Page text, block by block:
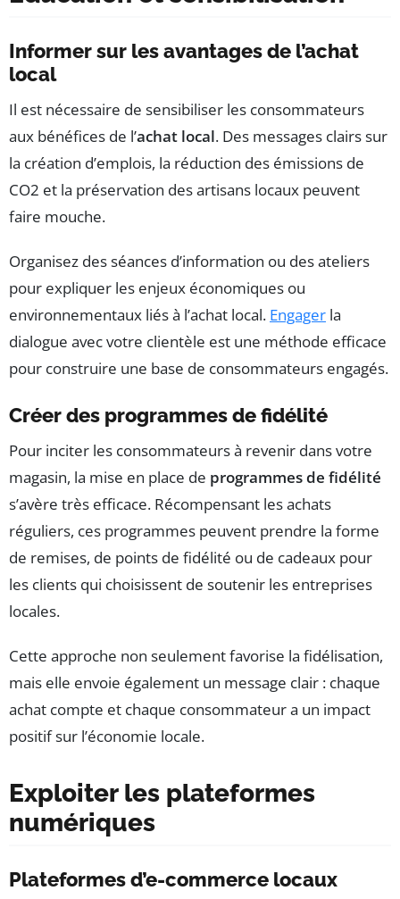
Informer sur les avantages de l’achat
local
Il est nécessaire de sensibiliser les consommateurs
aux bénéfices de l’achat local. Des messages clairs sur
la création d’emplois, la réduction des émissions de
CO2 et la préservation des artisans locaux peuvent
faire mouche.
Organisez des séances d’information ou des ateliers
pour expliquer les enjeux économiques ou
environnementaux liés à l’achat local. Engager la
dialogue avec votre clientèle est une méthode efficace
pour construire une base de consommateurs engagés.
Créer des programmes de fidélité
Pour inciter les consommateurs à revenir dans votre
magasin, la mise en place de programmes de fidélité
s’avère très efficace. Récompensant les achats
réguliers, ces programmes peuvent prendre la forme
de remises, de points de fidélité ou de cadeaux pour
les clients qui choisissent de soutenir les entreprises
locales.
Cette approche non seulement favorise la fidélisation,
mais elle envoie également un message clair : chaque
achat compte et chaque consommateur a un impact
positif sur l’économie locale.
Exploiter les plateformes
numériques
Plateformes d’e-commerce locaux